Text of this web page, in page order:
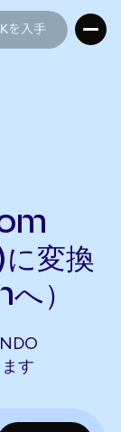
を入手
変換
）
す